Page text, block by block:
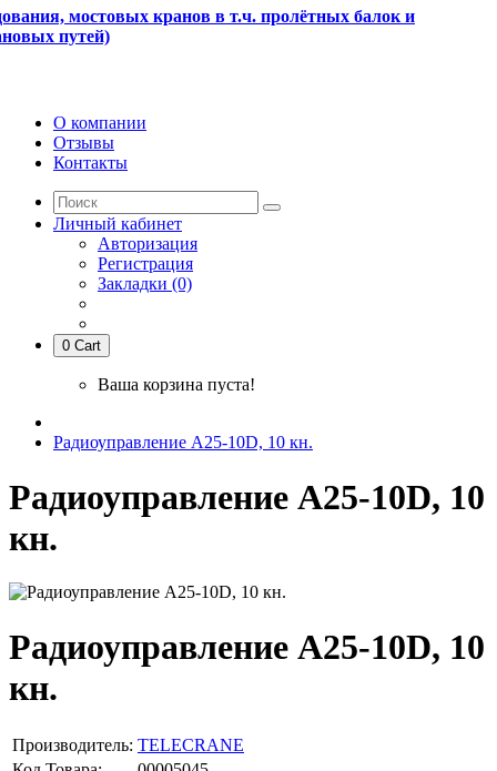
мостовых кранов в т.ч. пролётных балок и
путей)
О компании
Отзывы
Контакты
Личный кабинет
Авторизация
Регистрация
Закладки (0)
0 Cart
Ваша корзина пуста!
Радиоуправление А25-10D, 10 кн.
Радиоуправление А25-10D, 10
кн.
Радиоуправление А25-10D, 10
кн.
Производитель: TELECRANE